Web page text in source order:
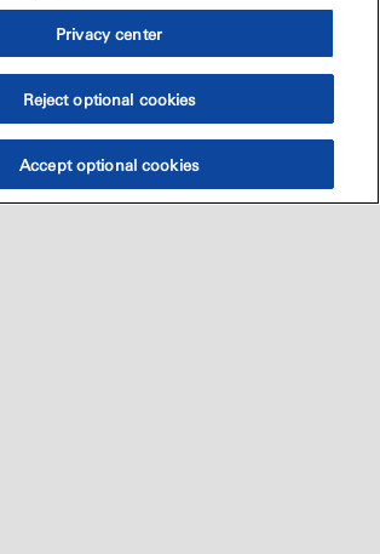
Privacy center
Reject optional cookies
Accept optional cookies